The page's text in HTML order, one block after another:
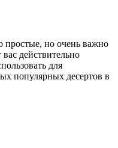
простые, но очень важно
вас действительно
для
популярных десертов в